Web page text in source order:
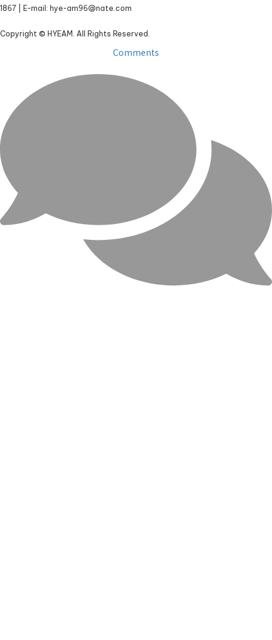
1867 | E-mail: hye-am96@nate.com
Copyright © HYEAM. All Rights Reserved.
Comments